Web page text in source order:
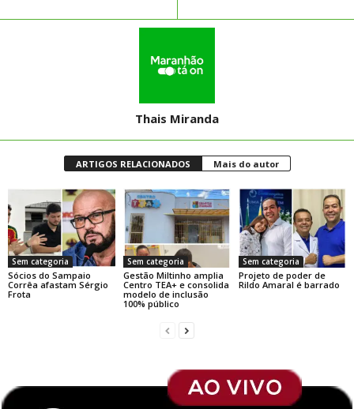
Thais Miranda
ARTIGOS RELACIONADOS Mais do autor
Sem categoria
Sócios do Sampaio
Corrêa afastam Sérgio
Frota
Sem categoria
Gestão Miltinho amplia
Centro TEA+ e consolida
modelo de inclusão
100% público
Sem categoria
Projeto de poder de
Rildo Amaral é barrado